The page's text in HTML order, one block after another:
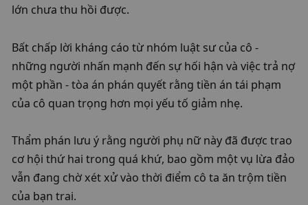
lớn chưa thu hồi được.
Bất chấp lời kháng cáo từ nhóm luật sư của cô -
những người nhấn mạnh đến sự hối hận và việc trả nợ
một phần - tòa án phán quyết rằng tiền án tái phạm
của cô quan trọng hơn mọi yếu tố giảm nhẹ.
Thẩm phán lưu ý rằng người phụ nữ này đã được trao
cơ hội thứ hai trong quá khứ, bao gồm một vụ lừa đảo
vẫn đang chờ xét xử vào thời điểm cô ta ăn trộm tiền
của bạn trai.